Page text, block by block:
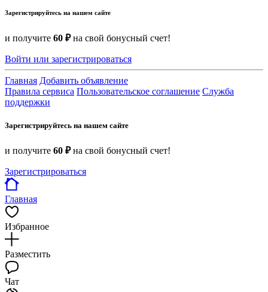
Зарегистрируйтесь на нашем сайте
и получите 60 ₽на свой бонусный счет!
Войти или зарегистрироваться
Главная Добавить объявление
Правила сервиса Пользовательское соглашение Служба
поддержки
Зарегистрируйтесь на нашем сайте
и получите 60 ₽на свой бонусный счет!
Зарегистрироваться
Главная
Избранное
Разместить
Чат